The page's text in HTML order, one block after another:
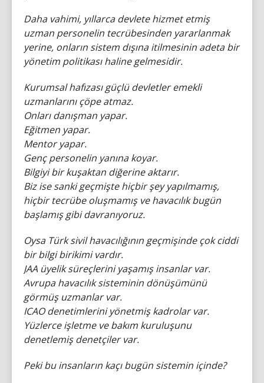
Daha vahimi, yıllarca devlete hizmet etmiş
uzman personelin tecrübesinden yararlanmak
yerine, onların sistem dışına itilmesinin adeta bir
yönetim politikası haline gelmesidir.
Kurumsal hafızası güçlü devletler emekli
uzmanlarını çöpe atmaz.
Onları danışman yapar.
Eğitmen yapar.
Mentor yapar.
Genç personelin yanına koyar.
Bilgiyi bir kuşaktan diğerine aktarır.
Biz ise sanki geçmişte hiçbir şey yapılmamış,
hiçbir tecrübe oluşmamış ve havacılık bugün
başlamış gibi davranıyoruz.
Oysa Türk sivil havacılığının geçmişinde çok ciddi
bir bilgi birikimi vardır.
JAA üyelik süreçlerini yaşamış insanlar var.
Avrupa havacılık sisteminin dönüşümünü
görmüş uzmanlar var.
ICAO denetimlerini yönetmiş kadrolar var.
Yüzlerce işletme ve bakım kuruluşunu
denetlemiş denetçiler var.
Peki bu insanların kaçı bugün sistemin içinde?